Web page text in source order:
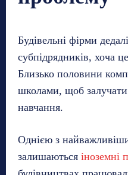
Будівельні фірми
субпідрядників, хоча
Близько половини
школами, щоб залучати
навчання.
Однією з
залишаються іноземні